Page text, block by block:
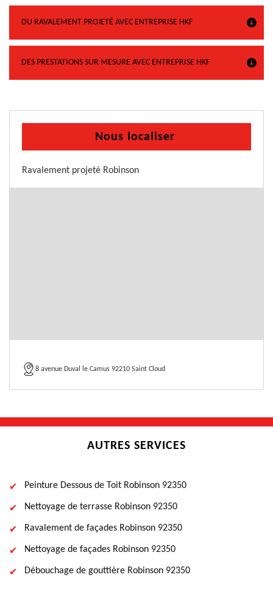
DU RAVALEMENT PROJETÉ AVEC ENTREPRISE HKF
DES PRESTATIONS SUR MESURE AVEC ENTREPRISE HKF
Nous localiser
Ravalement projeté Robinson
8 avenue Duval le Camus 92210 Saint Cloud
AUTRES SERVICES
Peinture Dessous de Toit Robinson 92350
Nettoyage de terrasse Robinson 92350
Ravalement de façades Robinson 92350
Nettoyage de façades Robinson 92350
Débouchage de gouttière Robinson 92350